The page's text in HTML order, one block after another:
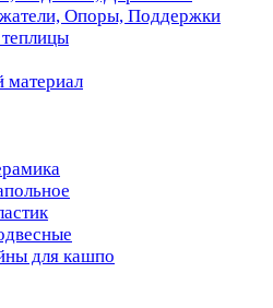
Опоры, Поддержки
материал
для кашпо